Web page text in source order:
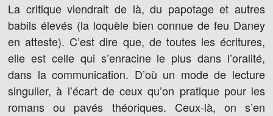
La critique viendrait de là, du papotage et autres
babils élevés (la loquèle bien connue de feu Daney
en atteste). C’est dire que, de toutes les écritures,
elle est celle qui s’enracine le plus dans l’oralité,
dans la communication. D’où un mode de lecture
singulier, à l’écart de ceux qu’on pratique pour les
romans ou pavés théoriques. Ceux-là, on s’en